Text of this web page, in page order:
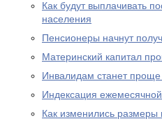
Как будут выплачивать
населения
Пенсионеры начнут
Материнский капитал
Инвалидам станет
Индексация
Как изменились